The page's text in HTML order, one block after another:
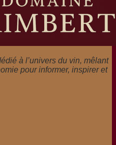
à l’univers du vin, mêlant
pour informer, inspirer et